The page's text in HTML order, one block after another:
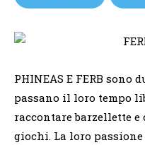
PHINEAS E FERB
passano il loro tempo
raccontare barzellette e
giochi. La loro